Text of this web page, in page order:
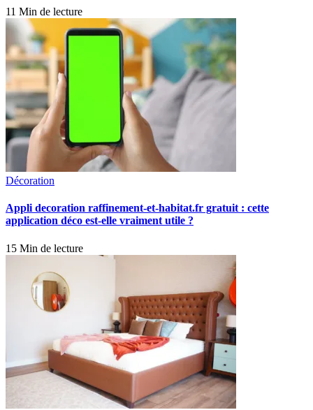
11 Min de lecture
Décoration
Appli decoration raffinement-et-habitat.fr gratuit : cette
application déco est-elle vraiment utile ?
15 Min de lecture